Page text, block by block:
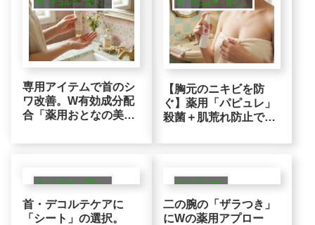
専用アイテムで首のシ
ワ改善。W有効成分配
合「薬用おとなの美く
ジック
【胸元のニキビを防
ぐ】薬用「パピュレ」
殺菌＋肌荒れ防止で、
る素肌へアプローチ
首・デコルテ・背中ニキビ・全身ケア
首・デコルテケアに
「シート」の選択。
ボディクリーム
二の腕の「ザラつき」
にWの薬用アプロー